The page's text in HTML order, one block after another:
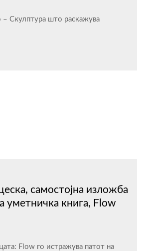
– Скулптура што раскажува
самостојна изложба
уметничка книга, Flow
Flow го истражува патот на